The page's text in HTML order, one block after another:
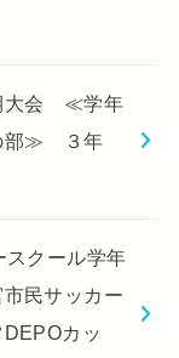
大会 ≪学年
部≫ ３年
クール学年
民サッカー
カッ